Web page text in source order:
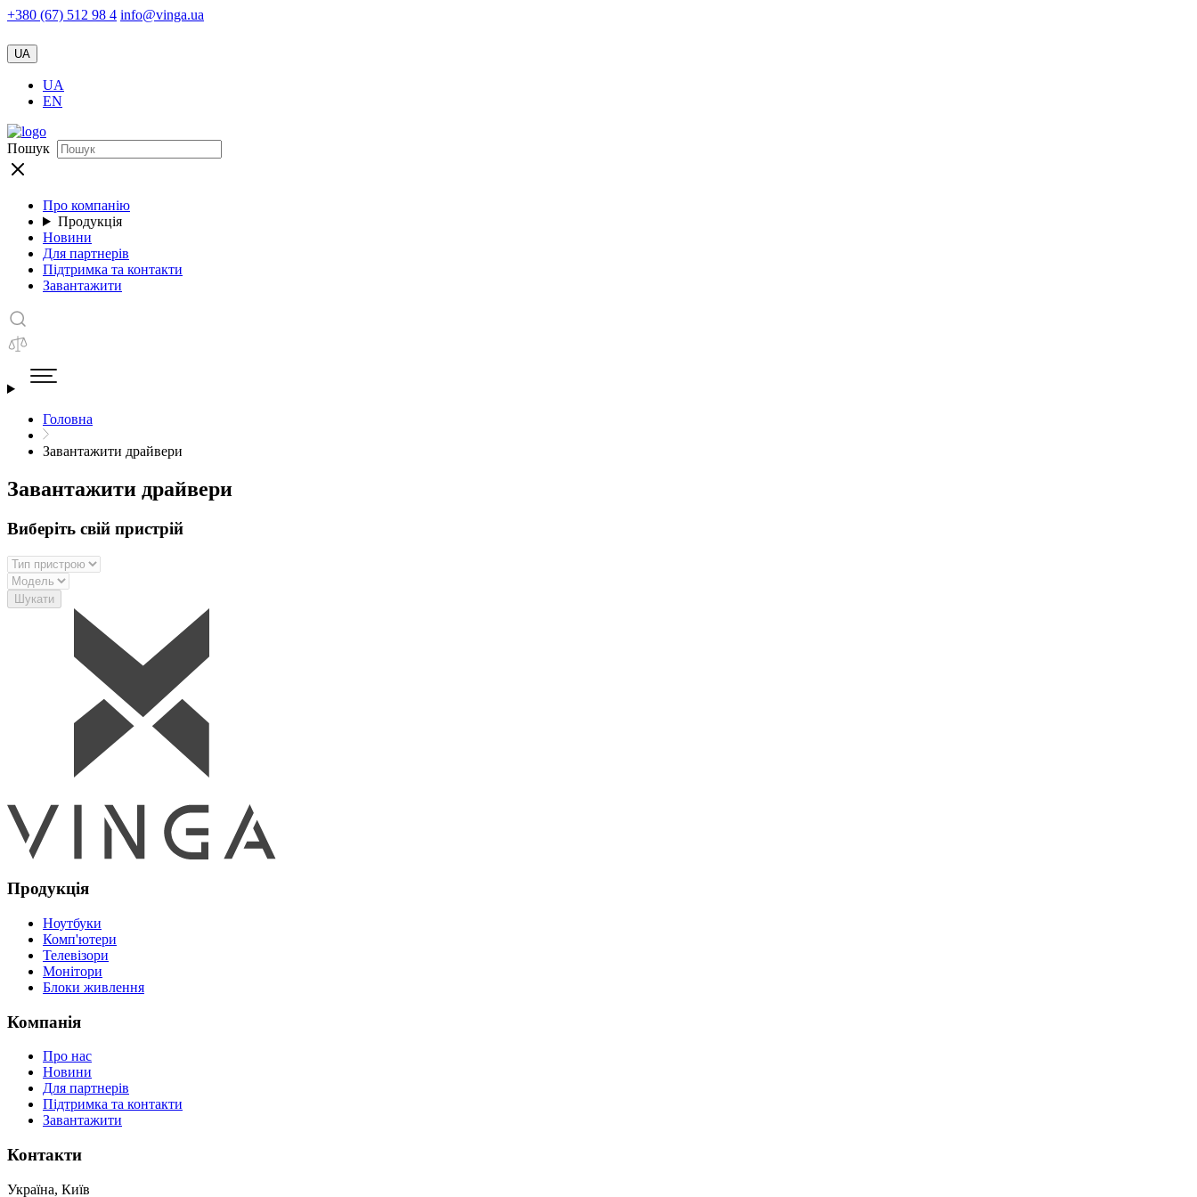
+380 (67) 512 98 4 info@vinga.ua
UA
UA
EN
Пошук
Про компанію
Продукція
Новини
Для партнерів
Підтримка та контакти
Завантажити
Головна
Завантажити драйвери
Завантажити драйвери
Виберіть свій пристрій
Шукати
Продукція
Ноутбуки
Комп'ютери
Телевізори
Монітори
Блоки живлення
Компанія
Про нас
Новини
Для партнерів
Підтримка та контакти
Завантажити
Контакти
Україна, Київ